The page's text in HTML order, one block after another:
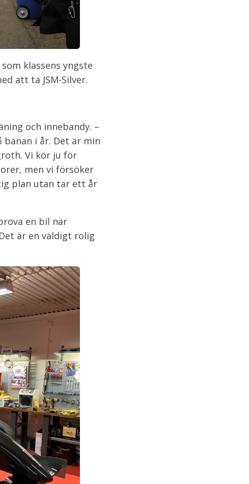
klassens yngste
att ta JSM-Silver.
och innebandy. –
i år. Det är min
Vi kör ju för
men vi försöker
plan utan tar ett år
en bil när
är en väldigt rolig